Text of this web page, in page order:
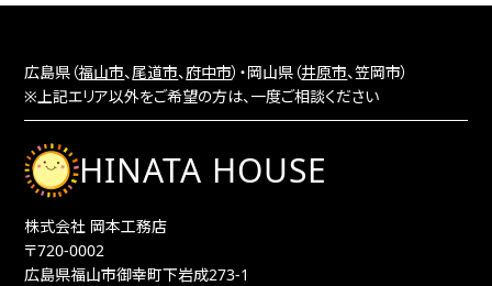
広島県（福山市、 尾道市、 府中市）・岡山県（井原市、笠岡市）
※上記エリア以外をご希望の方は、一度ご相談ください
HINATA HOUSE
株式会社 岡本工務店
〒720-0002
広島県福山市御幸町下岩成273-1